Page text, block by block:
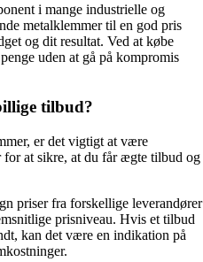
i mange industrielle og
metalklemmer til en god pris
og dit resultat. Ved at købe
uden at gå på kompromis
tilbud?
er det vigtigt at være
at sikre, at du får ægte tilbud og
priser fra forskellige leverandører
prisniveau. Hvis et tilbud
kan det være en indikation på